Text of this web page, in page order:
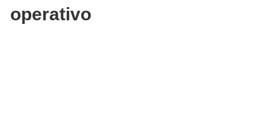
operativo